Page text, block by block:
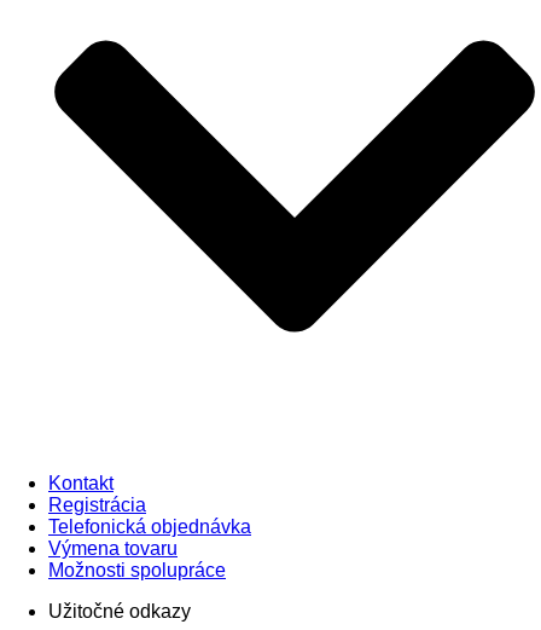
Kontakt
Registrácia
Telefonická objednávka
Výmena tovaru
Možnosti spolupráce
Užitočné odkazy